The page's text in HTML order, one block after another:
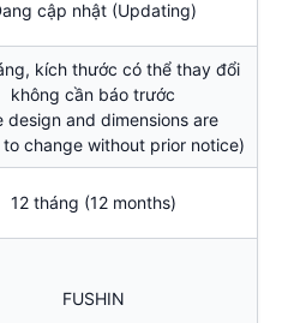
cập nhật (Updating)
kích thước có thể thay đổi
không cần báo trước
design and dimensions are
change without prior notice)
12 tháng (12 months)
FUSHIN